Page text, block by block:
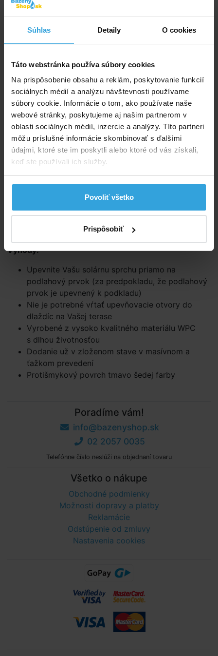
Súhlas Detaily O cookies
Táto webstránka používa súbory cookies
Na prispôsobenie obsahu a reklám, poskytovanie funkcií
sociálnych médií a analýzu návštevnosti používame
súbory cookie. Informácie o tom, ako používate naše
webové stránky, poskytujeme aj našim partnerom v
oblasti sociálnych médií, inzercie a analýzy. Títo partneri
môžu príslušné informácie skombinovať s ďalšími
údajmi, ktoré ste im poskytli alebo ktoré od vás získali,
keď ste používali ich služby.
Povoliť všetko
Prispôsobiť
Spýtajte sa predavača
Podrobný popis
Podrobný popis
Jeden výrobok – mnoho možností!
Ako masívny podlahový prvok a možnosť
Rozmer 101 × 63 × 5,5 cm
Podkladná plocha pre schodíky nadzemných
schodíkov
Znížte zanášanie nečistôt do Vášho bazéna
Výhody:
Upevnite Vašu solárnu sprchu priamo na
podlahový prvok (za predpokladu, že podlahový
prvok je upevnený k podkladu)
Nie je potrebné vŕtať upevňovacie otvory do
dlaždíc na Vašej terase
Vyrobené z vysoko kvalitného materiálu WPC
s dlhou životnosťou
Dodanie už v zloženom stave v masívnom a
ťažkom prevedení
Protišmykový povrch tmavo šedej farby
Poradíme vám!
info@bazenyshop.sk
02 2057 0035
Telefónne číslo neslúži na objednaní tovaru
Všetko o nákupe
Obchodné podmienky
Možnosti dopravy a platby
Reklamácie
Odstúpenie od zmluvy
Nastavenia cookies